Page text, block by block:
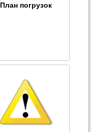
План погрузок